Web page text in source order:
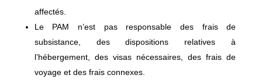
affectés.
Le PAM n’est pas responsable des frais de
subsistance, des dispositions relatives à
l’hébergement, des visas nécessaires, des frais de
voyage et des frais connexes.